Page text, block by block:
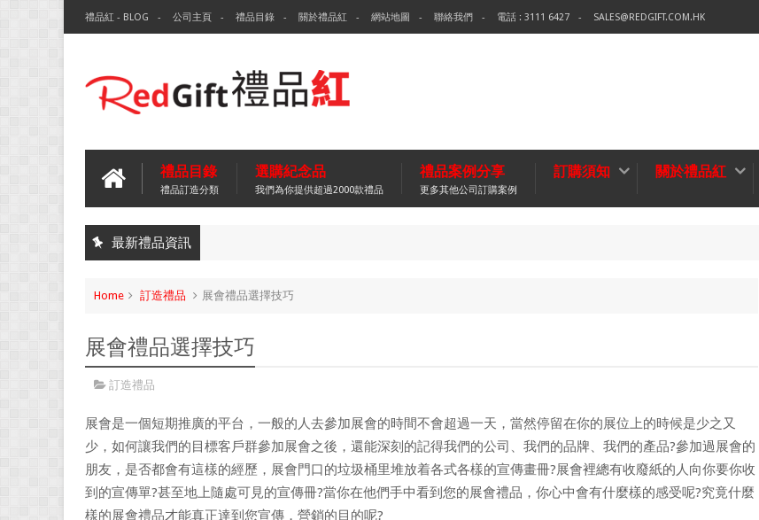
禮品紅 - BLOG 公司主頁 禮品目錄 關於禮品紅 網站地圖 聯絡我們 電話 : 3111 6427 SALES@REDGIFT.COM.HK
禮品目錄
禮品訂造分類
選購紀念品
我們為你提供超過2000款禮品
禮品案例分享
更多其他公司訂購案例
訂購須知 關於禮品紅
最新禮品資訊
Home 訂造禮品 展會禮品選擇技巧
展會禮品選擇技巧
訂造禮品
展會是一個短期推廣的平台，一般的人去參加展會的時間不會超過一天，當然停留在你的展位上的時候是少之又
少，如何讓我們的目標客戶群參加展會之後，還能深刻的記得我們的公司、我們的品牌、我們的產品?參加過展會的
朋友，是否都會有這樣的經歷，展會門口的垃圾桶里堆放着各式各樣的宣傳畫冊?展會裡總有收廢紙的人向你要你收
到的宣傳單?甚至地上隨處可見的宣傳冊?當你在他們手中看到您的展會禮品，你心中會有什麼樣的感受呢?究竟什麼
樣的展會禮品才能真正達到您宣傳，營銷的目的呢?